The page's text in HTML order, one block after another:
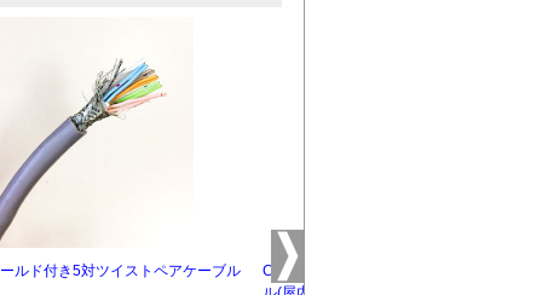
ルド付き5対ツイストペアケーブル
CBLTP-10 シールド付き10対ツイストペ